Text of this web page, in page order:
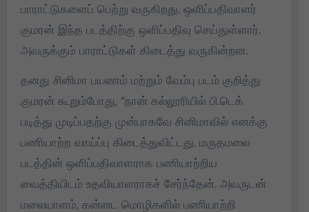
பாராட்டுகளைப் பெற்று வருகிறது. ஒளிப்பதிவாளர்
குமரன் இந்த படத்திற்கு ஒளிப்பதிவு செய்துள்ளார்.
அவருக்கும் பாராட்டுகள் கிடைத்து வருகின்றன.
தனது சினிமா பயணம் மற்றும் வேம்பு படம் குறித்து
குமரன் கூறும்போது, “நான் கல்லூரியில் பி.டெக்
படித்து முடிப்பதற்கு முன்பாகவே சினிமாவில் எனக்கு
பணியாற்ற வாய்ப்பு கிடைத்துவிட்டது. மருதமலை
படத்தின் ஒளிப்பதிவாளராக பணியாற்றிய
வைத்தியிடம் உதவியாளராகச் சேர்ந்தேன். அவருடன்
மலையாளம், கன்னட மொழிகளில் பணியாற்றி